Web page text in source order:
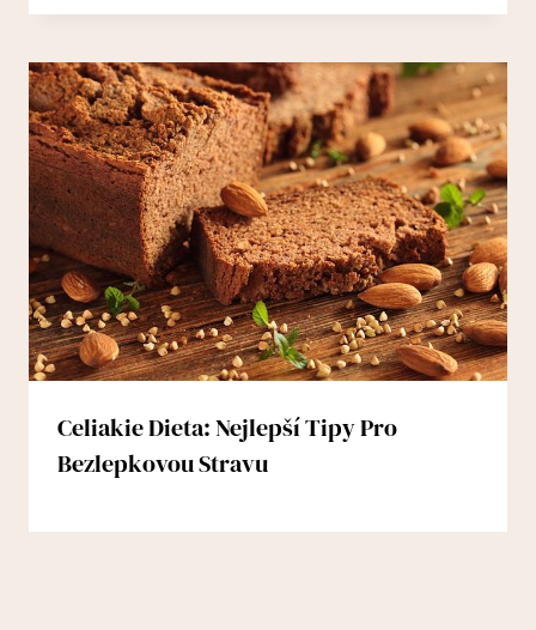
Celiakie Dieta: Nejlepší Tipy Pro
Bezlepkovou Stravu